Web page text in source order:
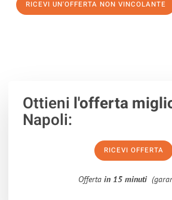
RICEVI UN'OFFERTA NON VINCOLANTE
Ottieni l'offerta
Napoli:
RICEVI OFFERTA
Offerta in 15 minuti